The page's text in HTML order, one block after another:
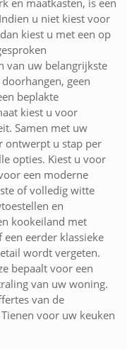
en maatkasten, is een
u niet kiest voor
kiest u met een op
van uw belangrijkste
geen
beplakte
kiest u voor
Samen met uw
ontwerpt u stap per
opties. Kiest u voor
een moderne
of volledig witte
en
kookeiland met
eerder klassieke
wordt vergeten.
bepaalt voor een
van uw woning.
van de
voor uw keuken